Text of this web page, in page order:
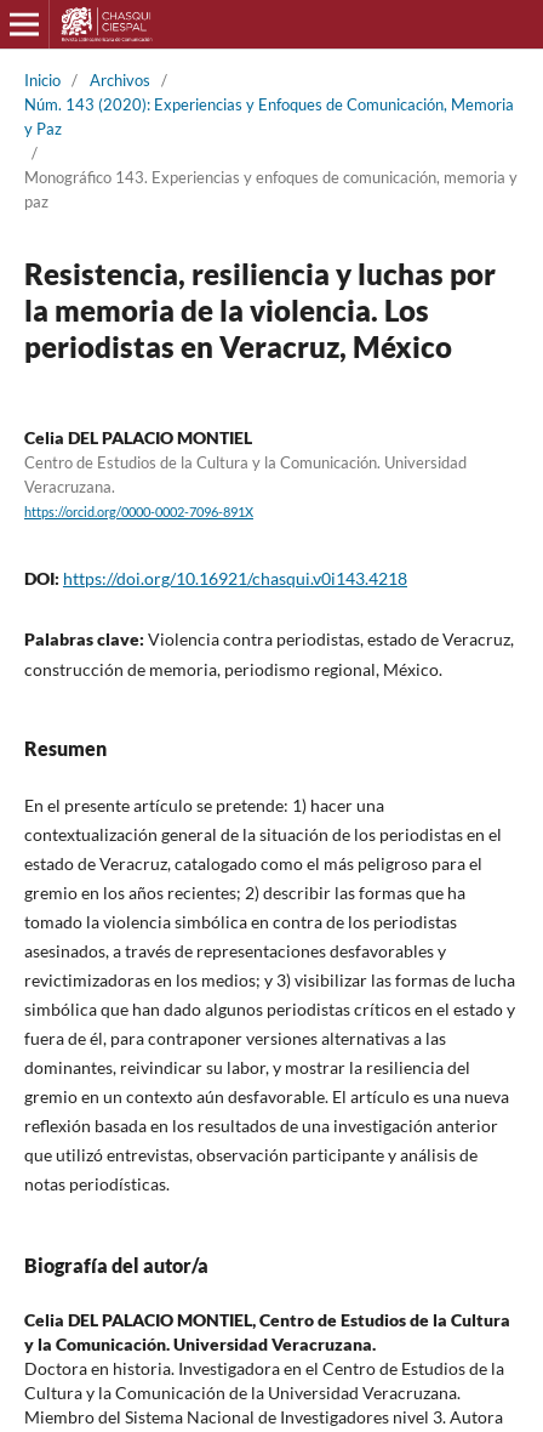
Inicio / Archivos
/
Núm. 143 (2020): Experiencias y Enfoques de Comunicación, Memoria
y Paz
/
Monográfico 143. Experiencias y enfoques de comunicación, memoria y
paz
Resistencia, resiliencia y luchas por
la memoria de la violencia. Los
periodistas en Veracruz, México
Celia DEL PALACIO MONTIEL
Centro de Estudios de la Cultura y la Comunicación. Universidad
Veracruzana.
https://orcid.org/0000-0002-7096-891X
DOI: https://doi.org/10.16921/chasqui.v0i143.4218
Palabras clave: Violencia contra periodistas, estado de Veracruz,
construcción de memoria, periodismo regional, México.
Resumen
En el presente artículo se pretende: 1) hacer una
contextualización general de la situación de los periodistas en el
estado de Veracruz, catalogado como el más peligroso para el
gremio en los años recientes; 2) describir las formas que ha
tomado la violencia simbólica en contra de los periodistas
asesinados, a través de representaciones desfavorables y
revictimizadoras en los medios; y 3) visibilizar las formas de lucha
simbólica que han dado algunos periodistas críticos en el estado y
fuera de él, para contraponer versiones alternativas a las
dominantes, reivindicar su labor, y mostrar la resiliencia del
gremio en un contexto aún desfavorable. El artículo es una nueva
reflexión basada en los resultados de una investigación anterior
que utilizó entrevistas, observación participante y análisis de
notas periodísticas.
Biografía del autor/a
Celia DEL PALACIO MONTIEL,Centro de Estudios de la Cultura
y la Comunicación. Universidad Veracruzana.
Doctora en historia. Investigadora en el Centro de Estudios de la
Cultura y la Comunicación de la Universidad Veracruzana.
Miembro del Sistema Nacional de Investigadores nivel 3. Autora